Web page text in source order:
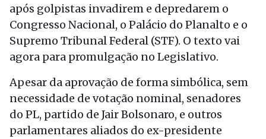
após golpistas invadirem e depredarem o
Congresso Nacional, o Palácio do Planalto e o
Supremo Tribunal Federal (STF). O texto vai
agora para promulgação no Legislativo.
Apesar da aprovação de forma simbólica, sem
necessidade de votação nominal, senadores
do PL, partido de Jair Bolsonaro, e outros
parlamentares aliados do ex-presidente